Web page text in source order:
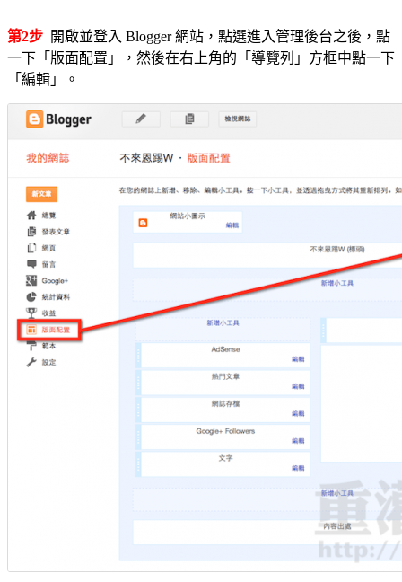
第2步 開啟並登入 Blogger 網站，點選進入管理後台之後，點
一下「版面配置」，然後在右上角的「導覽列」方框中點一下
「編輯」。